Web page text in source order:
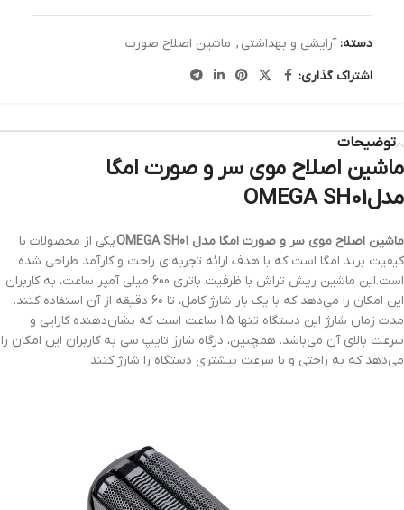
دسته: آرایشی و بهداشتی , ماشین اصلاح صورت
اشتراک گذاری:
توضیحات
ماشین اصلاح موی سر و صورت امگا
مدلOMEGA SH01
ماشین اصلاح موی سر و صورت امگا مدل OMEGA SH01
یکی از محصولات با
کیفیت برند امگا است که با هدف ارائه تجربه‌ای راحت و کارآمد طراحی شده
است.این ماشین ریش تراش با ظرفیت باتری 600 میلی آمپر ساعت، به کاربران
این امکان را می‌دهد که با یک بار شارژ کامل، تا 60 دقیقه از آن استفاده کنند.
مدت زمان شارژ این دستگاه تنها 1.5 ساعت است که نشان‌دهنده کارایی و
سرعت بالای آن می‌باشد. همچنین، درگاه شارژ تایپ سی به کاربران این امکان را
می‌دهد که به راحتی و با سرعت بیشتری دستگاه را شارژ کنند